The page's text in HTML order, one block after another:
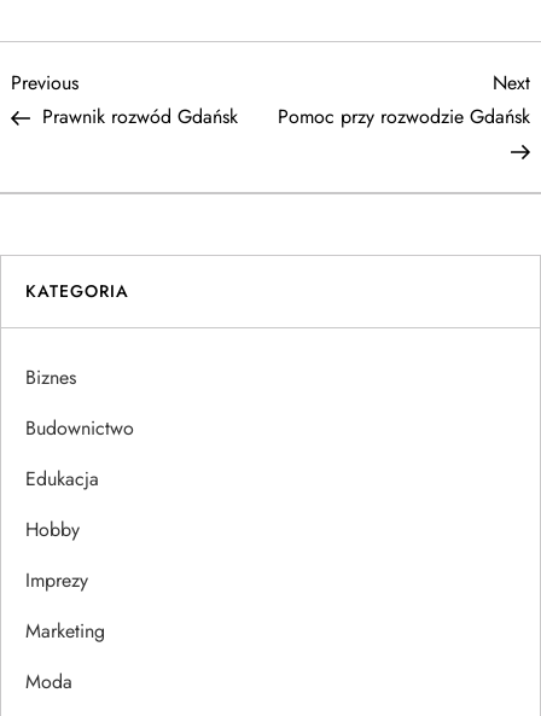
N
w
i
g
a
c
a
w
p
Previous
Post
Previous
Prawnik rozwód Gdańsk
Next
Pomoc przy rozwodzie Gdańsk
KATEGORIA
Biznes
Budownictwo
Edukacja
Hobby
Imprezy
Marketing
Moda